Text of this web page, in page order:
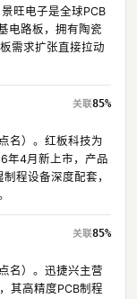
旺电子是全球PCB
电路板，拥有陶瓷
需求扩张直接拉动
85%
名）。红板科技为
年4月新上市，产品
程设备深度配套，
85%
名）。迅捷兴主营
其高精度PCB制程